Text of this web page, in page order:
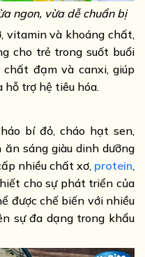
ngon, vừa dễ chuẩn bị
vitamin và khoáng chất,
cho trẻ trong suốt buổi
chất đạm và canxi, giúp
trợ hệ tiêu hóa.
bí đỏ, cháo hạt sen,
sáng giàu dinh dưỡng
nhiều chất xơ, protein,
cho sự phát triển của
được chế biến với nhiều
sự đa dạng trong khẩu